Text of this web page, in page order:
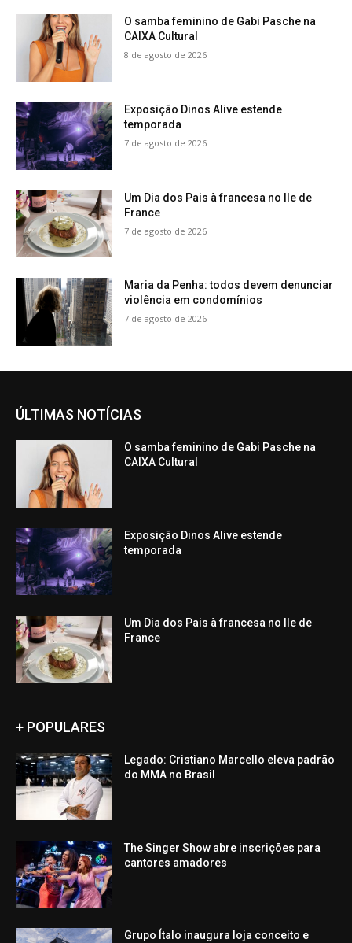
O samba feminino de Gabi Pasche na
CAIXA Cultural
8 de agosto de 2026
Exposição Dinos Alive estende
temporada
7 de agosto de 2026
Um Dia dos Pais à francesa no Ile de
France
7 de agosto de 2026
Maria da Penha: todos devem denunciar
violência em condomínios
7 de agosto de 2026
ÚLTIMAS NOTÍCIAS
O samba feminino de Gabi Pasche na
CAIXA Cultural
Exposição Dinos Alive estende
temporada
Um Dia dos Pais à francesa no Ile de
France
+ POPULARES
Legado: Cristiano Marcello eleva padrão
do MMA no Brasil
The Singer Show abre inscrições para
cantores amadores
Grupo Ítalo inaugura loja conceito e